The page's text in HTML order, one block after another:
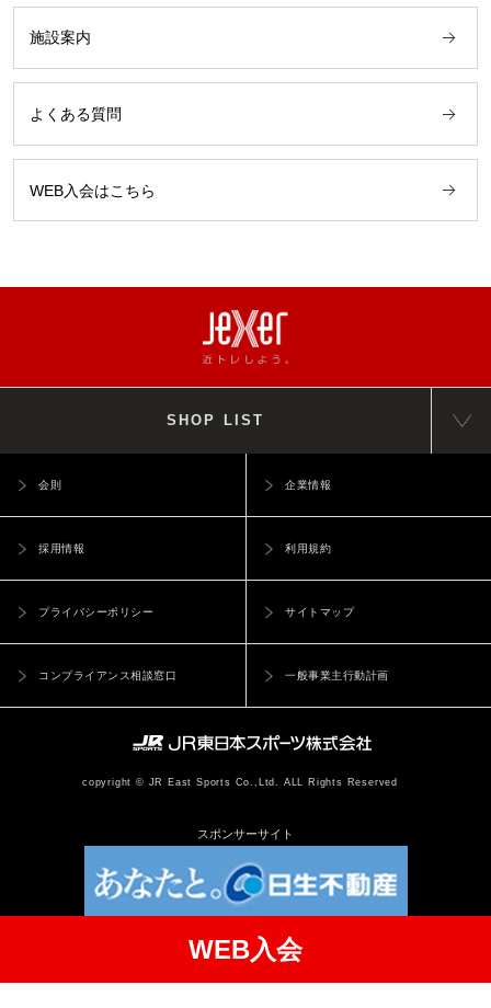
WEB入会
施設案内
よくある質問
WEB入会はこちら
SHOP LIST
copyright © JR East Sports Co.,Ltd. ALL Rights Reserved
会則 企業情報
採用情報 利用規約
プライバシーポリシー サイトマップ
コンプライアンス相談窓口 一般事業主行動計画
スポンサーサイト